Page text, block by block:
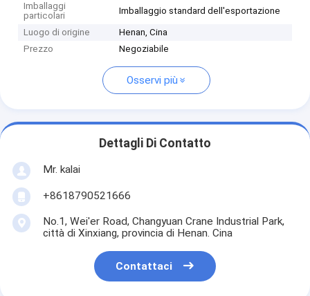
Imballaggi
particolari
Imballaggio standard dell'esportazione
Luogo di origine
Henan, Cina
Prezzo
Negoziabile
Osservi più
Dettagli Di Contatto
Mr. kalai
+8618790521666
No.1, Wei'er Road, Changyuan Crane Industrial Park,
città di Xinxiang, provincia di Henan. Cina
Contattaci